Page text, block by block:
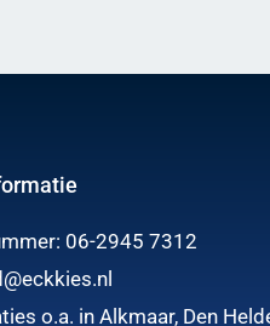
06-2945 7312
o.a. in Alkmaar, Den